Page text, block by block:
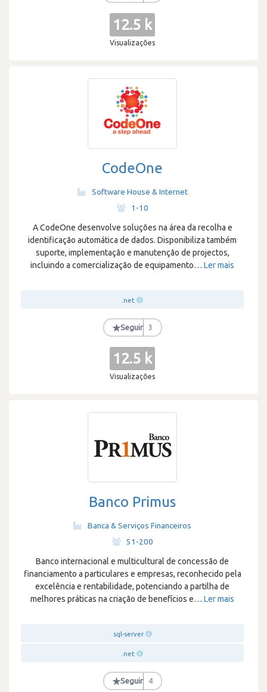
12.5 k
Visualizações
CodeOne
Software House & Internet
1-10
A CodeOne desenvolve soluções na área da recolha e
identificação automática de dados. Disponibiliza também
suporte, implementação e manutenção de projectos,
incluindo a comercialização de equipamento… Ler mais
.net
★Seguir 3
12.5 k
Visualizações
Banco Primus
Banca & Serviços Financeiros
51-200
Banco internacional e multicultural de concessão de
financiamento a particulares e empresas, reconhecido pela
excelência e rentabilidade, potenciando a partilha de
melhores práticas na criação de benefícios e… Ler mais
sql-server
.net
★Seguir 4